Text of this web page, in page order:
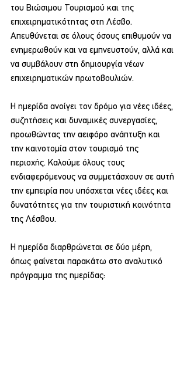
του Βιώσιμου Τουρισμού και της
επιχειρηματικότητας στη Λέσβο.
Απευθύνεται σε όλους όσους επιθυμούν να
ενημερωθούν και να εμπνευστούν, αλλά και
να συμβάλουν στη δημιουργία νέων
επιχειρηματικών πρωτοβουλιών.
Η ημερίδα ανοίγει τον δρόμο για νέες ιδέες,
συζητήσεις και δυναμικές συνεργασίες,
προωθώντας την αειφόρο ανάπτυξη και
την καινοτομία στον τουρισμό της
περιοχής. Καλούμε όλους τους
ενδιαφερόμενους να συμμετάσχουν σε αυτή
την εμπειρία που υπόσχεται νέες ιδέες και
δυνατότητες για την τουριστική κοινότητα
της Λέσβου.
Η ημερίδα διαρθρώνεται σε δύο μέρη,
όπως φαίνεται παρακάτω στο αναλυτικό
πρόγραμμα της ημερίδας: